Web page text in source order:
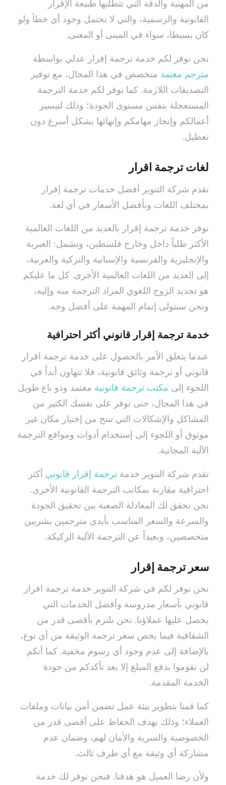
من المهنية والدقة التي تتطلبها طبيعة الإقرار
القانونية والرسمية، والتي لا تحتمل وجود أي خطأ ولو
كان بسيطا، سواء في المبنى أو المعنى.
نحن نوفر لكم خدمة ترجمة إقرار عدلي بواسطة
مترجم معتمد متخصص في هذا المجال، مع توفير
التصديقات اللازمة. كما نوفر لكم خدمة الترجمة
المستعجلة بنفس مستوى الجودة؛ وذلك لتيسير
أعمالكم وإنجاز مهامكم وإنهائها بشكل أسرع دون
تعطيل.
لغات ترجمة اقرار
تقدم شركة التنوير أفضل خدمات ترجمة إقرار
بمختلف اللغات وبأفضل الأسعار في أي لغة.
نوفر خدمة ترجمة إقرار بالعديد من اللغات العالمية
الأكثر طلباً داخل وخارج فلسطين، وتشمل: العبرية
والإنجليزية والفرنسية والإسبانية والتركية والعربية،
إلى العديد من اللغات العالمية الأخرى. كل ما عليكم
هو تحديد الزوج اللغوي المراد الترجمة منه وإليه،
ونحن سنتولى إتمام المهمة على أفضل وجه.
خدمة ترجمة إقرار قانوني أكثر احترافية
عندما يتعلق الأمر بالحصول على خدمة ترجمة اقرار
قانوني أو ترجمة وثائق قانونية، فلا تتهاون أبداً في
اللجوء إلى مكتب ترجمة قانونية معتمد وذو باع طويل
في هذا المجال، حتى توفر على نفسك الكثير من
المشاكل والإشكالات التي تنتج من إختيار مكان غير
موثوق أو اللجوء إلى إستخدام أدوات ومواقع الترجمة
الآلية المجانية.
تقدم شركة التنوير خدمة ترجمة إقرار قانوني أكثر
احترافية مقارنة بمكاتب الترجمة القانونية الأخرى.
نحن نحقق لك المعادلة الصعبة بين تحقيق الجودة
والسرعة والسعر المناسب بأيدى مترجمين بشريين
متخصصين، وبعيداً عن الترجمة الآلية الركيكة.
سعر ترجمة إقرار
نحن نوفر لكم في شركة التنوير خدمة ترجمة اقرار
قانوني بأسعار مدروسة وأفضل الخدمات التي
يحصل عليها عملاؤنا. نحن نلتزم بأقصى قدر من
الشفافية فيما يخص سعر ترجمة الوثيقة من أي نوع،
بالإضافة إلى عدم وجود أي رسوم مخفية. كما أنكم
لن تقوموا بدفع المبلغ إلا بعد تأكدكم من جودة
الخدمة المقدمة.
كما قمنا بتطوير بيئة عمل تضمن أمن بيانات وملفات
العملاء؛ وذلك بهدف الحفاظ على أقصى قدر من
الخصوصية والسرية والأمان لهم، وضمان عدم
مشاركة أي وثيقة مع أي طرف ثالث.
ولأن رضا العميل هو هدفنا. فنحن نوفر لك خدمة